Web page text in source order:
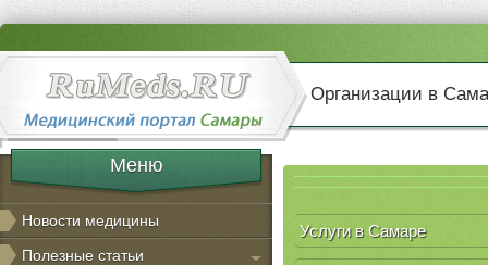
Организации в
Меню
Новости медицины
Полезные статьи
Услуги в Самаре